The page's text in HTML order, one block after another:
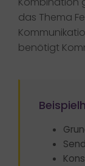
das Thema
benötigt